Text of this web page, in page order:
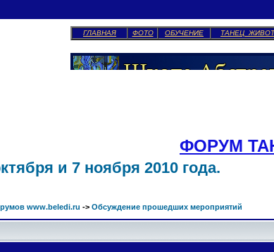
ГЛАВНАЯ ФОТО ОБУЧЕНИЕ ТАНЕЦ
ФОРУМ
и 7 ноября 2010 года.
www.beledi.ru -> Обсуждение прошедших мероприятий